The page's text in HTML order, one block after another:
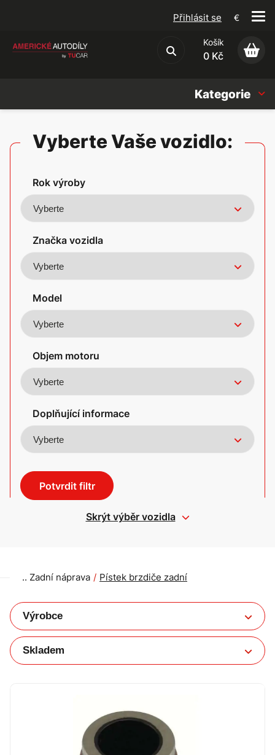
Obchodní podmínky
Přihlásit se €
Košík
0 Kč
Kategorie
Americké vozy
Vyberte Vaše vozidlo:
Rok výroby
Značka vozidla
Model
Objem motoru
Doplňující informace
Potvrdit filtr
Skrýt výběr vozidla
Zadní náprava Pístek brzdiče zadní